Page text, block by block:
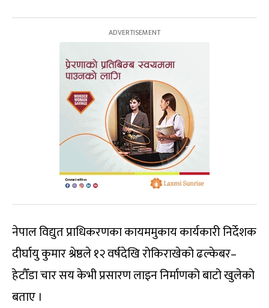
नेपाल विद्युत प्राधिकरणका कायममुकाय कार्यकारी निर्देशक
दीर्घायु कुमार श्रेष्ठले १२ वर्षदेखि रोकिराखेको ढल्केबर–
हेटौँडा चार सय केभी प्रसारण लाइन निर्माणको बाटो खुलेको
बताए ।